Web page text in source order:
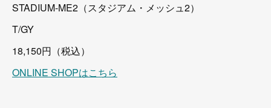
STADIUM-ME2（スタジアム・メッシュ2）
T/GY
18,150円（税込）
ONLINE SHOPはこちら